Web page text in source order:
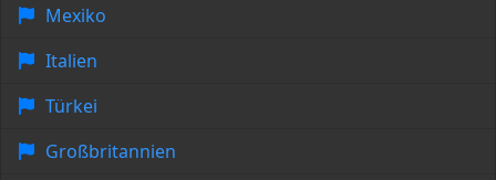
Mexiko
Italien
Türkei
Großbritannien